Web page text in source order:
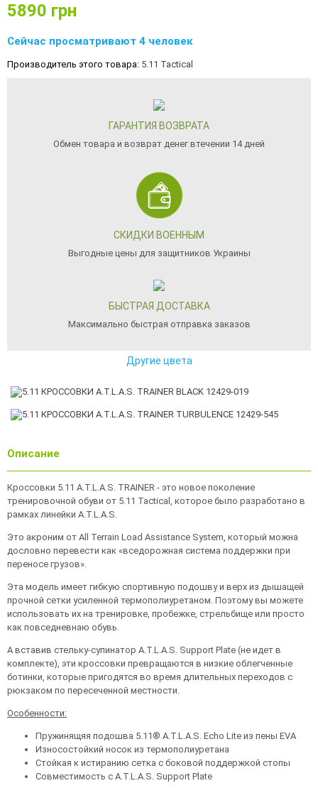
5890 грн
Сейчас просматривают 4 человек
Производитель этого товара: 5.11 Tactical
ГАРАНТИЯ ВОЗВРАТА
Обмен товара и возврат денег втечении 14 дней
СКИДКИ ВОЕННЫМ
Выгодные цены для защитников Украины
БЫСТРАЯ ДОСТАВКА
Максимально быстрая отправка заказов
Другие цвета
Описание
Кроссовки 5.11 A.T.L.A.S. TRAINER - это новое поколение
тренировочной обуви от 5.11 Tactical, которое было разработано в
рамках линейки A.T.L.A.S.
Это акроним от All Terrain Load Assistance System, который можна
дословно перевести как «вседорожная система поддержки при
переносе грузов».
Эта модель имеет гибкую спортивную подошву и верх из дышащей
прочной сетки усиленной термополиуретаном. Поэтому вы можете
использовать их на тренировке, пробежке, стрельбище или просто
как повседневнаю обувь.
А вставив стельку-супинатор A.T.L.A.S. Support Plate (не идет в
комплекте), эти кроссовки превращаются в низкие облегченные
ботинки, которые пригодятся во время длительных переходов с
рюкзаком по пересеченной местности.
Особенности:
Пружинящяя подошва 5.11® A.T.L.A.S. Echo Lite из пены EVA
Износостойкий носок из термополиуретана
Стойкая к истиранию сетка с боковой поддержкой стопы
Совместимость с A.T.L.A.S. Support Plate